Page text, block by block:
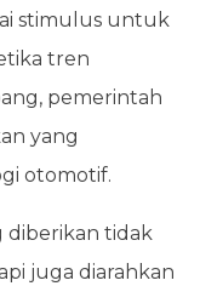
stimulus untuk
tren
pemerintah
yang
otomotif.
diberikan tidak
juga diarahkan